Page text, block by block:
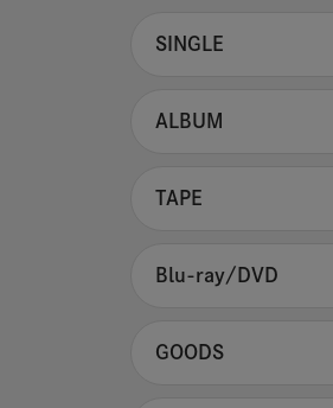
SINGLE
ALBUM
TAPE
Blu-ray/DVD
GOODS